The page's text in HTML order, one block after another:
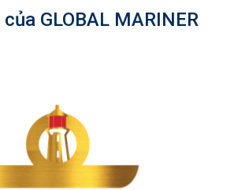
GLOBAL MARINER